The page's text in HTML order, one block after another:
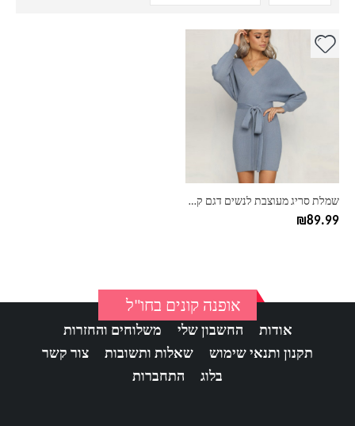
שמלת סריג מעוצבת לנשים דגם קשירה
₪89.99
למוצר
בעמוד
המוצר
אופנה קונים בחו"ל
אודות החשבון שלי
משלוחים והחזרות
תקנון ותנאי שימוש
שאלות ותשובות
צור קשר
בלוג
התחברות